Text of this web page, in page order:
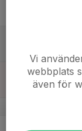
Vi
webbplats
även för